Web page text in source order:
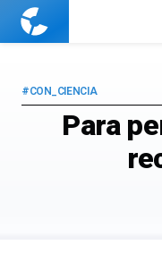
Cuaderno
Para
#CON_CIENCIA